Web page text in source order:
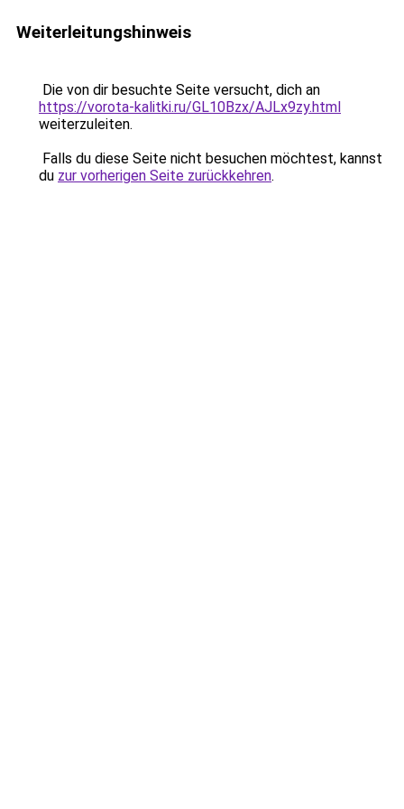
Weiterleitungshinweis
Die von dir besuchte Seite versucht, dich an
https://vorota-kalitki.ru/GL10Bzx/AJLx9zy.html
weiterzuleiten.
Falls du diese Seite nicht besuchen möchtest, kannst
du zur vorherigen Seite zurückkehren.